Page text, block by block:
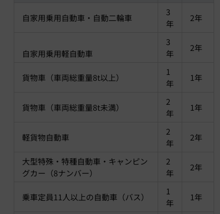
自家用乗用自動車・自動二輪車
3
年
2年
自家用乗用軽自動車
3
年
2年
貨物車（車両総重量8t以上）
1
年
1年
貨物車（車両総重量8t未満）
2
年
1年
軽貨物自動車
2
年
2年
大型特殊・特種自動車・キャンピン
グカー（8ナンバー）
2
年
2年
乗車定員11人以上の自動車（バス）
1
年
1年